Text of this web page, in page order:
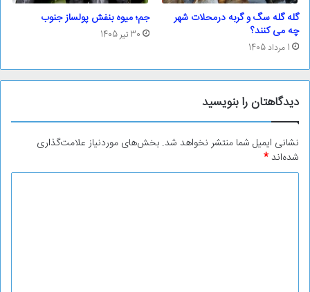
گله گله سگ و گربه درمحلات شهر
چه می کنند؟
1 مرداد 1405
جم؛ ‌میوه بنفش پولساز جنوب
30 تیر 1405
دیدگاهتان را بنویسید
نشانی ایمیل شما منتشر نخواهد شد. بخش‌های موردنیاز علامت‌گذاری
شده‌اند*